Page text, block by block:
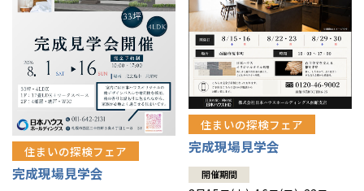
1メーターモジュール
冷暖房標準装備
24時間対応コールセンター
デザイン賞各種受賞
セントラルヒーティング
暮らし方提案
住まいのコラム
住まいのお手入れ集
介護保険利用で快適リフォーム
展示場案内
分譲マンション トップ
ワザックとは
高い信頼性
安心の管理体制
会社情報
会社情報 トップ
ニュースリリース
お問い合わせ
会員サイト
住まいの探検フェア
完成現場見学会
住まいの探検フェア
完成現場見学会
開催期間